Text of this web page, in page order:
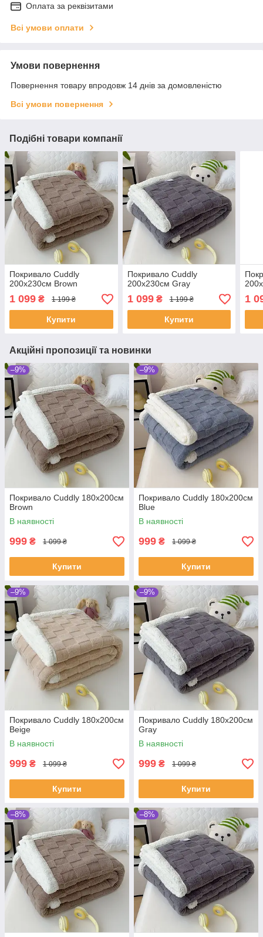
Оплата за реквізитами
Всі умови оплати
Умови повернення
Повернення товару впродовж 14 днів за домовленістю
Всі умови повернення
Подібні товари компанії
Покривало Cuddly
200х230см Brown
1 099 ₴ 1 199 ₴
Купити
Покривало Cuddly
200х230см Gray
1 099₴ 1 199 ₴
Купити
1
Акційні пропозиції та новинки
–9%
Покривало Cuddly 180х200см
Brown
В наявності
999 ₴ 1 099 ₴
Купити
–9%
Покривало Cuddly 180х200см
Blue
В наявності
999 ₴ 1 099 ₴
Купити
–9%
Покривало Cuddly 180х200см
Beige
В наявності
999 ₴ 1 099 ₴
Купити
–9%
Покривало Cuddly 180х200см
Gray
В наявності
999 ₴ 1 099 ₴
Купити
–8% –8%